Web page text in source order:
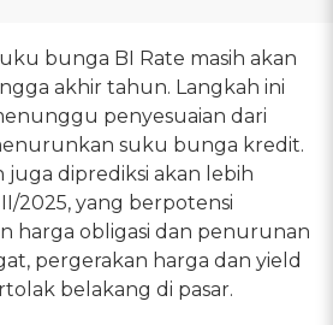
bunga BI Rate masih akan
akhir tahun. Langkah ini
penyesuaian dari
suku bunga kredit.
juga diprediksi akan lebih
2025, yang berpotensi
harga obligasi dan penurunan
pergerakan harga dan yield
belakang di pasar.